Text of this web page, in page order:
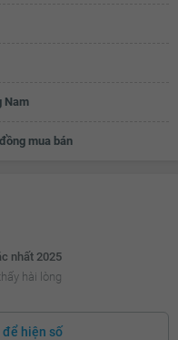
Nam
mua bán
nhất 2025
hài lòng
để hiện số